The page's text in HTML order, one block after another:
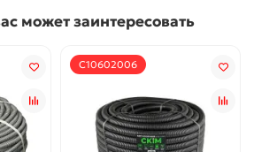
может заинтересовать
С10602006